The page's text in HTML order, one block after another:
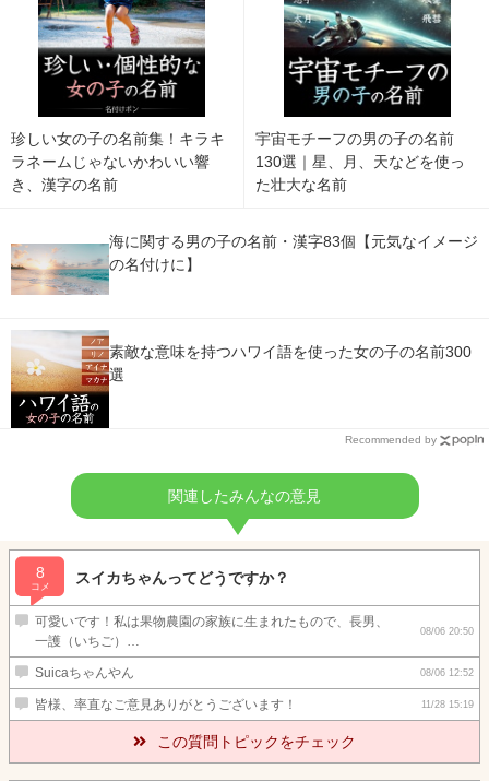
珍しい女の子の名前集！キラキ
ラネームじゃないかわいい響
き、漢字の名前
宇宙モチーフの男の子の名前
130選｜星、月、天などを使っ
た壮大な名前
海に関する男の子の名前・漢字83個【元気なイメージ
の名付けに】
素敵な意味を持つハワイ語を使った女の子の名前300
選
Recommended by
関連したみんなの意見
8
コメ
スイカちゃんってどうですか？
可愛いです！私は果物農園の家族に生まれたもので、長男、
一護（いちご）…
08/06 20:50
Suicaちゃんやん 08/06 12:52
皆様、率直なご意見ありがとうございます！ 11/28 15:19
この質問トピックをチェック